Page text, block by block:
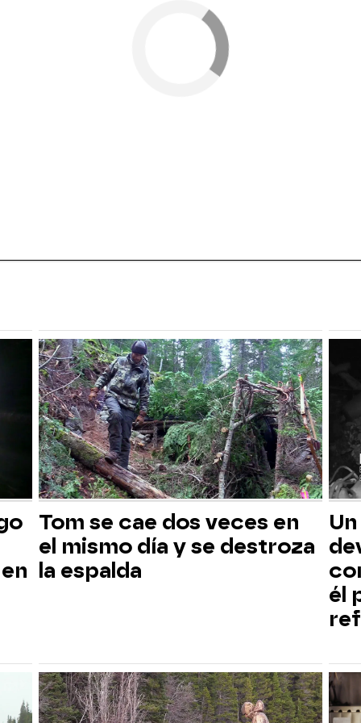
Tom se cae dos veces en
el mismo día y se destroza
la espalda
él